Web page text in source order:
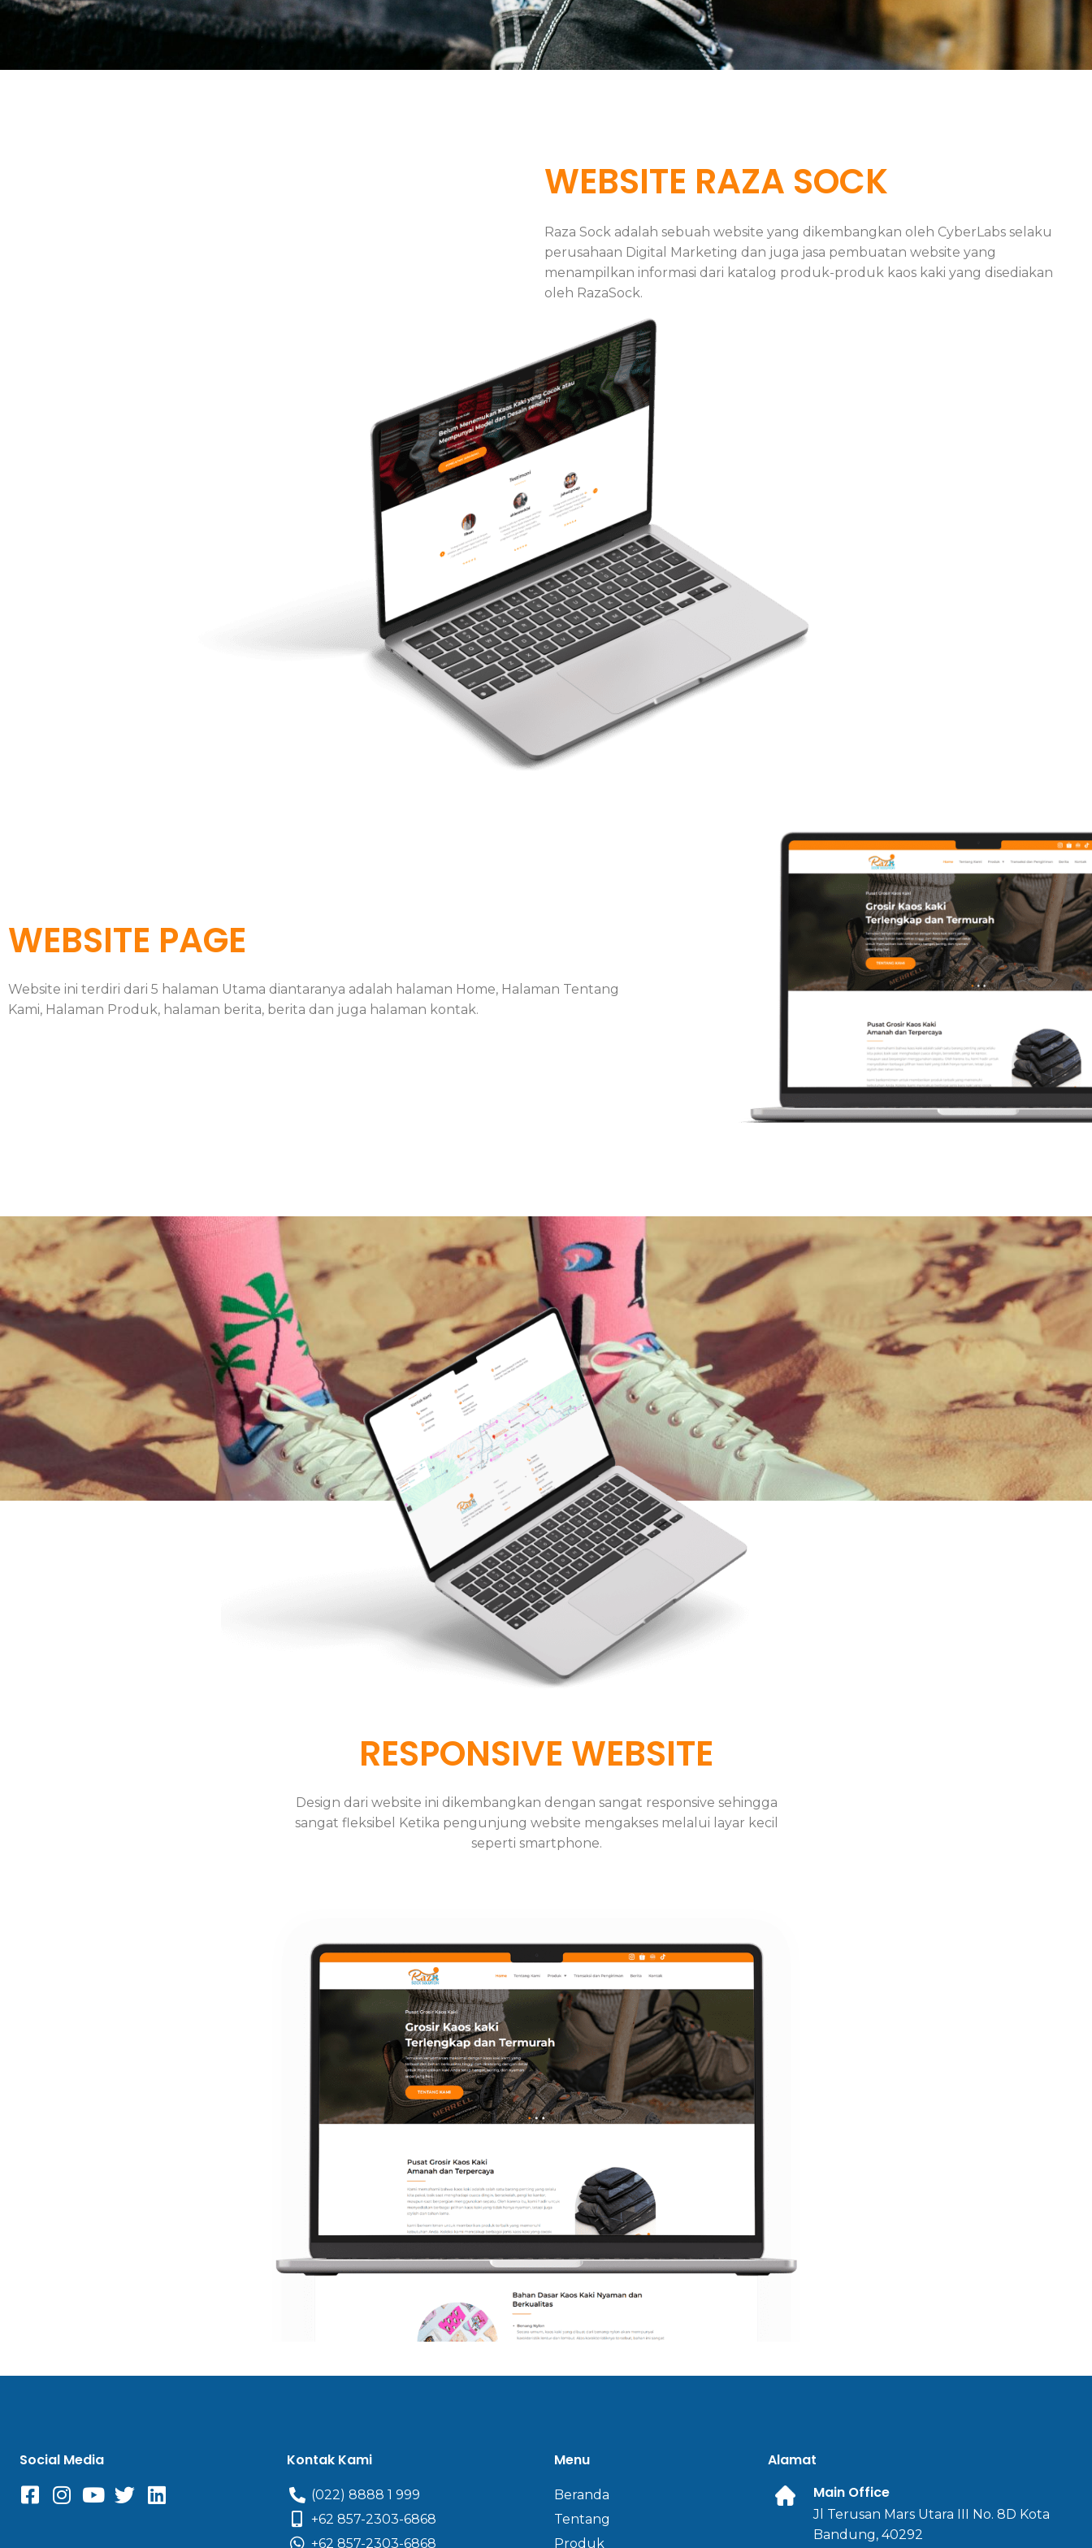
WEBSITE RAZA SOCK
Raza Sock adalah sebuah website yang dikembangkan oleh CyberLabs selaku
perusahaan Digital Marketing dan juga jasa pembuatan website yang
menampilkan informasi dari katalog produk-produk kaos kaki yang disediakan
oleh RazaSock.
WEBSITE PAGE
Website ini terdiri dari 5 halaman Utama diantaranya adalah halaman Home, Halaman Tentang
Kami, Halaman Produk, halaman berita, berita dan juga halaman kontak.
RESPONSIVE WEBSITE
Design dari website ini dikembangkan dengan sangat responsive sehingga
sangat fleksibel Ketika pengunjung website mengakses melalui layar kecil
seperti smartphone.
Social Media Kontak Kami
(022) 8888 1 999
+62 857-2303-6868
+62 857-2303-6868
Menu
Beranda
Tentang
Produk
Alamat
Main Office
Jl Terusan Mars Utara III No. 8D Kota
Bandung, 40292